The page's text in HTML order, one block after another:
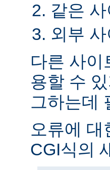
같은
외부
다른 사이
용할 수
그하는데
오류에
CGI식의